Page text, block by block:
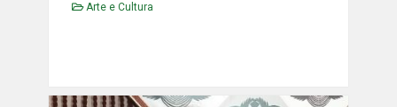
Arte e Cultura